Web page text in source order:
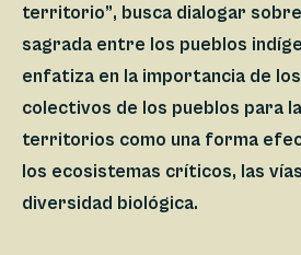
territorio”, busca dialogar
sagrada entre los pueblos
enfatiza en la importancia de
colectivos de los pueblos para
territorios como una forma
los ecosistemas críticos, las
diversidad biológica.